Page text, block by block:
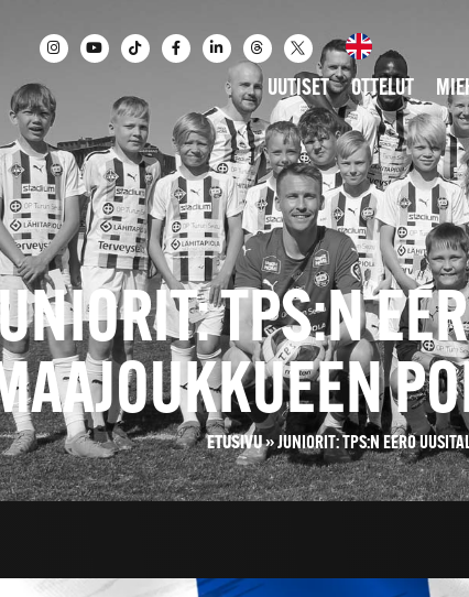
UUTISET OTTELUT
TPS:N
ETUSIVU»JUNIORIT: TPS:N EERO